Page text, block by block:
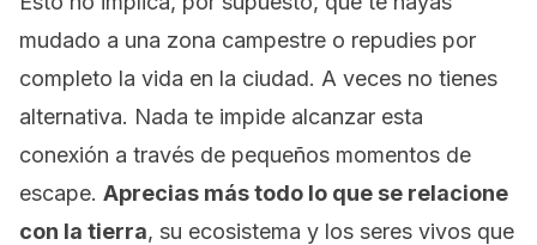
mudado a una zona campestre o repudies por
completo la vida en la ciudad. A veces no tienes
alternativa. Nada te impide alcanzar esta
conexión a través de pequeños momentos de
escape. Aprecias más todo lo que se relacione
con la tierra, su ecosistema y los seres vivos que